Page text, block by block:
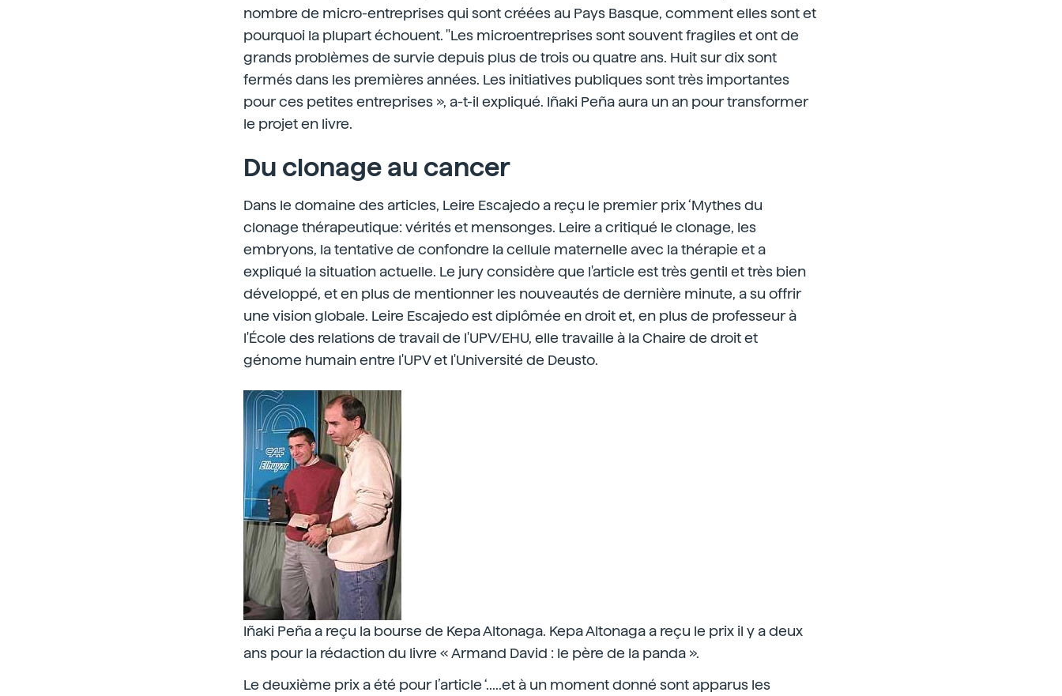
nombre de micro-entreprises qui sont créées au Pays Basque, comment elles sont et
pourquoi la plupart échouent. "Les microentreprises sont souvent fragiles et ont de
grands problèmes de survie depuis plus de trois ou quatre ans. Huit sur dix sont
fermés dans les premières années. Les initiatives publiques sont très importantes
pour ces petites entreprises », a-t-il expliqué. Iñaki Peña aura un an pour transformer
le projet en livre.
Du clonage au cancer
Dans le domaine des articles, Leire Escajedo a reçu le premier prix ‘Mythes du
clonage thérapeutique: vérités et mensonges. Leire a critiqué le clonage, les
embryons, la tentative de confondre la cellule maternelle avec la thérapie et a
expliqué la situation actuelle. Le jury considère que l'article est très gentil et très bien
développé, et en plus de mentionner les nouveautés de dernière minute, a su offrir
une vision globale. Leire Escajedo est diplômée en droit et, en plus de professeur à
l'École des relations de travail de l'UPV/EHU, elle travaille à la Chaire de droit et
génome humain entre l'UPV et l'Université de Deusto.
Iñaki Peña a reçu la bourse de Kepa Altonaga. Kepa Altonaga a reçu le prix il y a deux
ans pour la rédaction du livre « Armand David : le père de la panda ».
Le deuxième prix a été pour l’article ‘.....et à un moment donné sont apparus les